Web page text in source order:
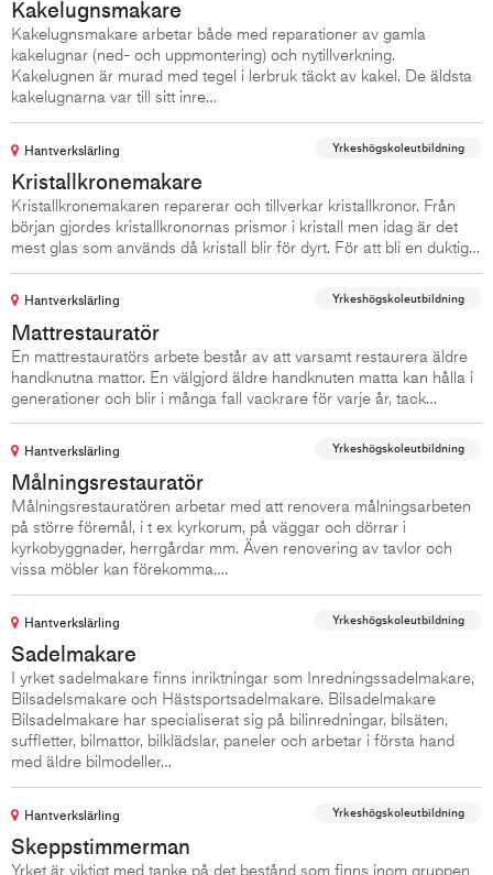
Kakelugnsmakare
Kakelugnsmakare arbetar både med reparationer av gamla
kakelugnar (ned- och uppmontering) och nytillverkning.
Kakelugnen är murad med tegel i lerbruk täckt av kakel. De äldsta
kakelugnarna var till sitt inre…
Hantverkslärling Yrkeshögskoleutbildning
Kristallkronemakare
Kristallkronemakaren reparerar och tillverkar kristallkronor. Från
början gjordes kristallkronornas prismor i kristall men idag är det
mest glas som används då kristall blir för dyrt. För att bli en duktig…
Hantverkslärling Yrkeshögskoleutbildning
Mattrestauratör
En mattrestauratörs arbete består av att varsamt restaurera äldre
handknutna mattor. En välgjord äldre handknuten matta kan hålla i
generationer och blir i många fall vackrare för varje år, tack…
Hantverkslärling Yrkeshögskoleutbildning
Målningsrestauratör
Målningsrestauratören arbetar med att renovera målningsarbeten
på större föremål, i t ex kyrkorum, på väggar och dörrar i
kyrkobyggnader, herrgårdar mm. Även renovering av tavlor och
vissa möbler kan förekomma….
Hantverkslärling Yrkeshögskoleutbildning
Sadelmakare
I yrket sadelmakare finns inriktningar som Inredningssadelmakare,
Bilsadelsmakare och Hästsportsadelmakare. Bilsadelmakare
Bilsadelmakare har specialiserat sig på bilinredningar, bilsäten,
suffletter, bilmattor, bilklädslar, paneler och arbetar i första hand
med äldre bilmodeller…
Hantverkslärling Yrkeshögskoleutbildning
Skeppstimmerman
Yrket är viktigt med tanke på det bestånd som finns inom gruppen